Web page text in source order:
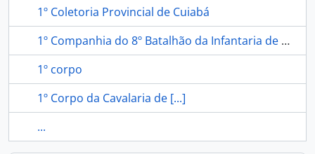
1º Coletoria Provincial de Cuiabá
1º Companhia do 8º Batalhão da Infantaria de Cuiabá
1º corpo
1º Corpo da Cavalaria de [...]
...